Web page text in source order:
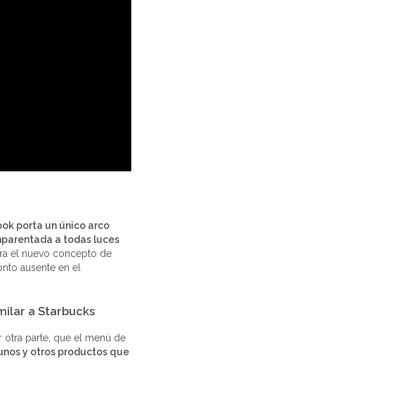
porta un único arco
a todas luces
el nuevo concepto de
ausente en el
a Starbucks
otra parte, que el menú de
y otros productos que